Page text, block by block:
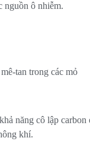
nguồn ô nhiễm.
tan trong các mỏ
năng cô lập carbon
khí.